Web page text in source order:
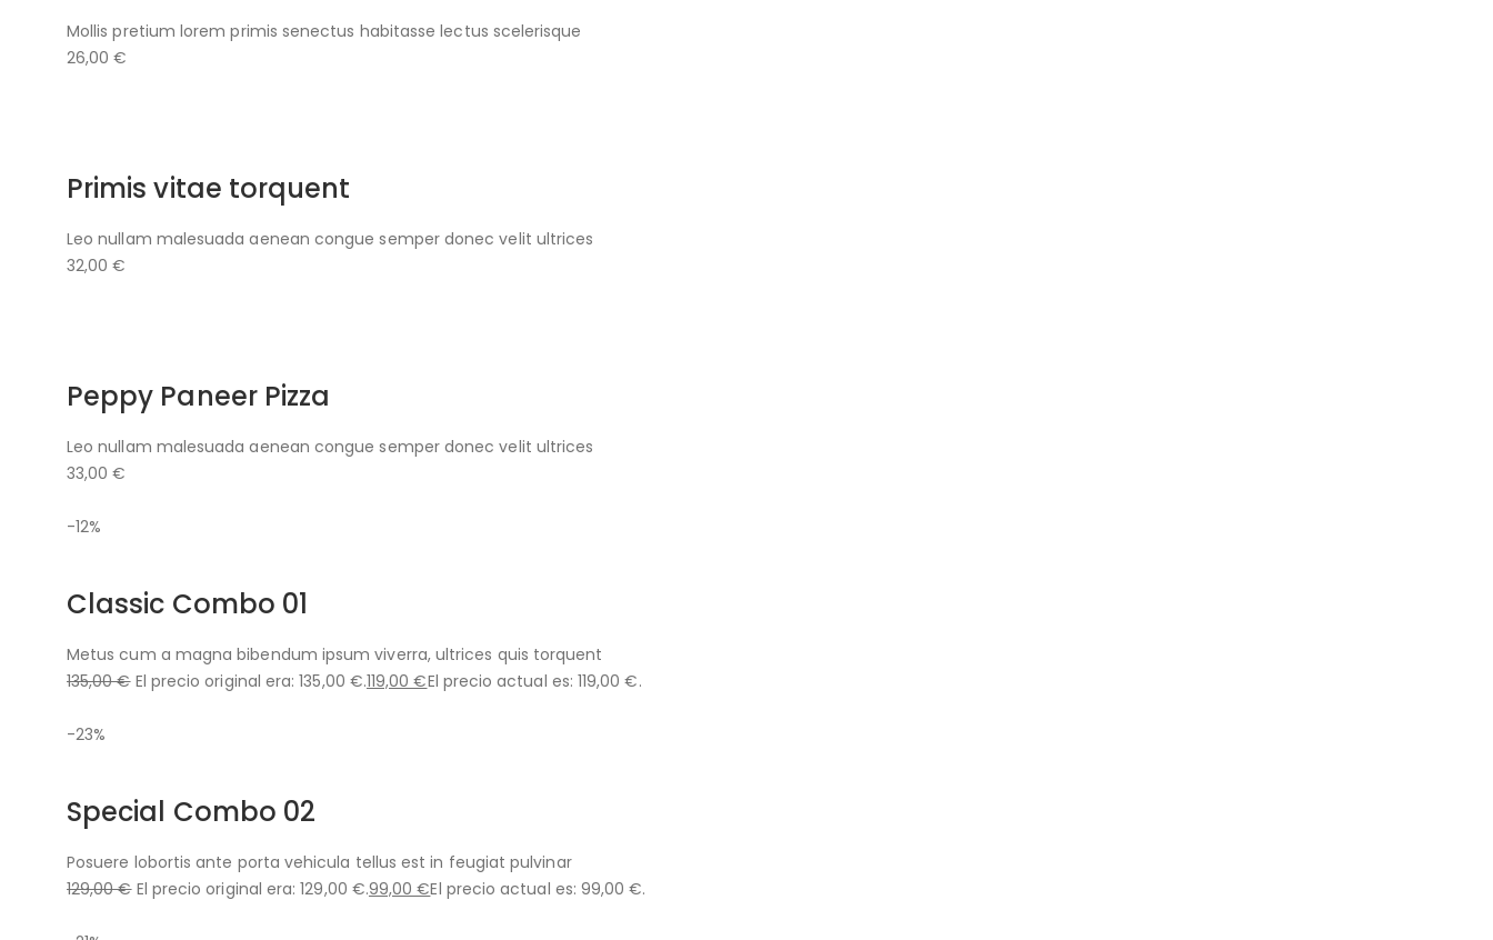
Mollis pretium lorem primis senectus habitasse lectus scelerisque
26,00 €
Primis vitae torquent
Leo nullam malesuada aenean congue semper donec velit ultrices
32,00 €
Peppy Paneer Pizza
Leo nullam malesuada aenean congue semper donec velit ultrices
33,00 €
-12%
Classic Combo 01
Metus cum a magna bibendum ipsum viverra, ultrices quis torquent
135,00 €El precio original era: 135,00 €.119,00 €El precio actual es: 119,00 €.
-23%
Special Combo 02
Posuere lobortis ante porta vehicula tellus est in feugiat pulvinar
129,00 €El precio original era: 129,00 €.99,00 €El precio actual es: 99,00 €.